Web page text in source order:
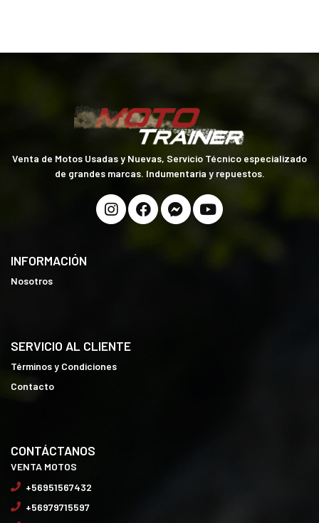
Venta de Motos Usadas y Nuevas, Servicio Técnico especializado
de grandes marcas. Indumentaria y repuestos.
INFORMACIÓN
Nosotros
SERVICIO AL CLIENTE
Términos y Condiciones
Contacto
CONTÁCTANOS
VENTA MOTOS
+56951567432
+56979715597